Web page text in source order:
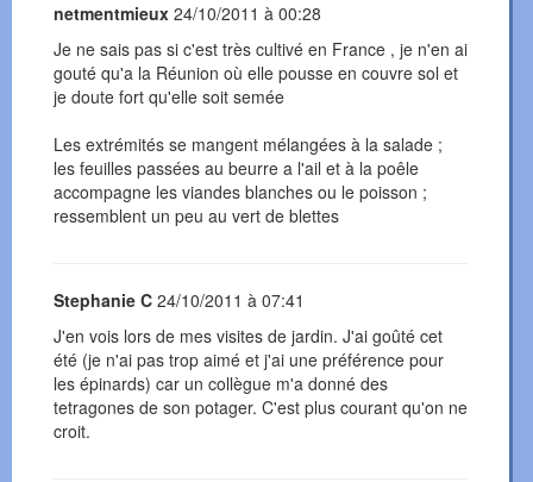
netmentmieux 24/10/2011 à 00:28
Je ne sais pas si c'est très cultivé en France , je n'en ai
gouté qu'a la Réunion où elle pousse en couvre sol et
je doute fort qu'elle soit semée
Les extrémités se mangent mélangées à la salade ;
les feuilles passées au beurre a l'ail et à la poêle
accompagne les viandes blanches ou le poisson ;
ressemblent un peu au vert de blettes
Stephanie C 24/10/2011 à 07:41
J'en vois lors de mes visites de jardin. J'ai goûté cet
été (je n'ai pas trop aimé et j'ai une préférence pour
les épinards) car un collègue m'a donné des
tetragones de son potager. C'est plus courant qu'on ne
croit.